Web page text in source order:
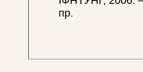
пр.